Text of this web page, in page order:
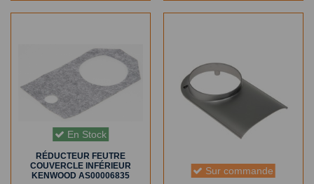
En Stock
RÉDUCTEUR FEUTRE
COUVERCLE INFÉRIEUR
KENWOOD AS00006835
Sur commande